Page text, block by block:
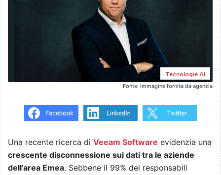
Tecnologie AI
Fonte: immagine fornita da agenzia
Una recente ricerca di Veeam Software evidenzia una
crescente disconnessione sui dati tra le aziende
dell’area Emea. Sebbene il 99% dei responsabili